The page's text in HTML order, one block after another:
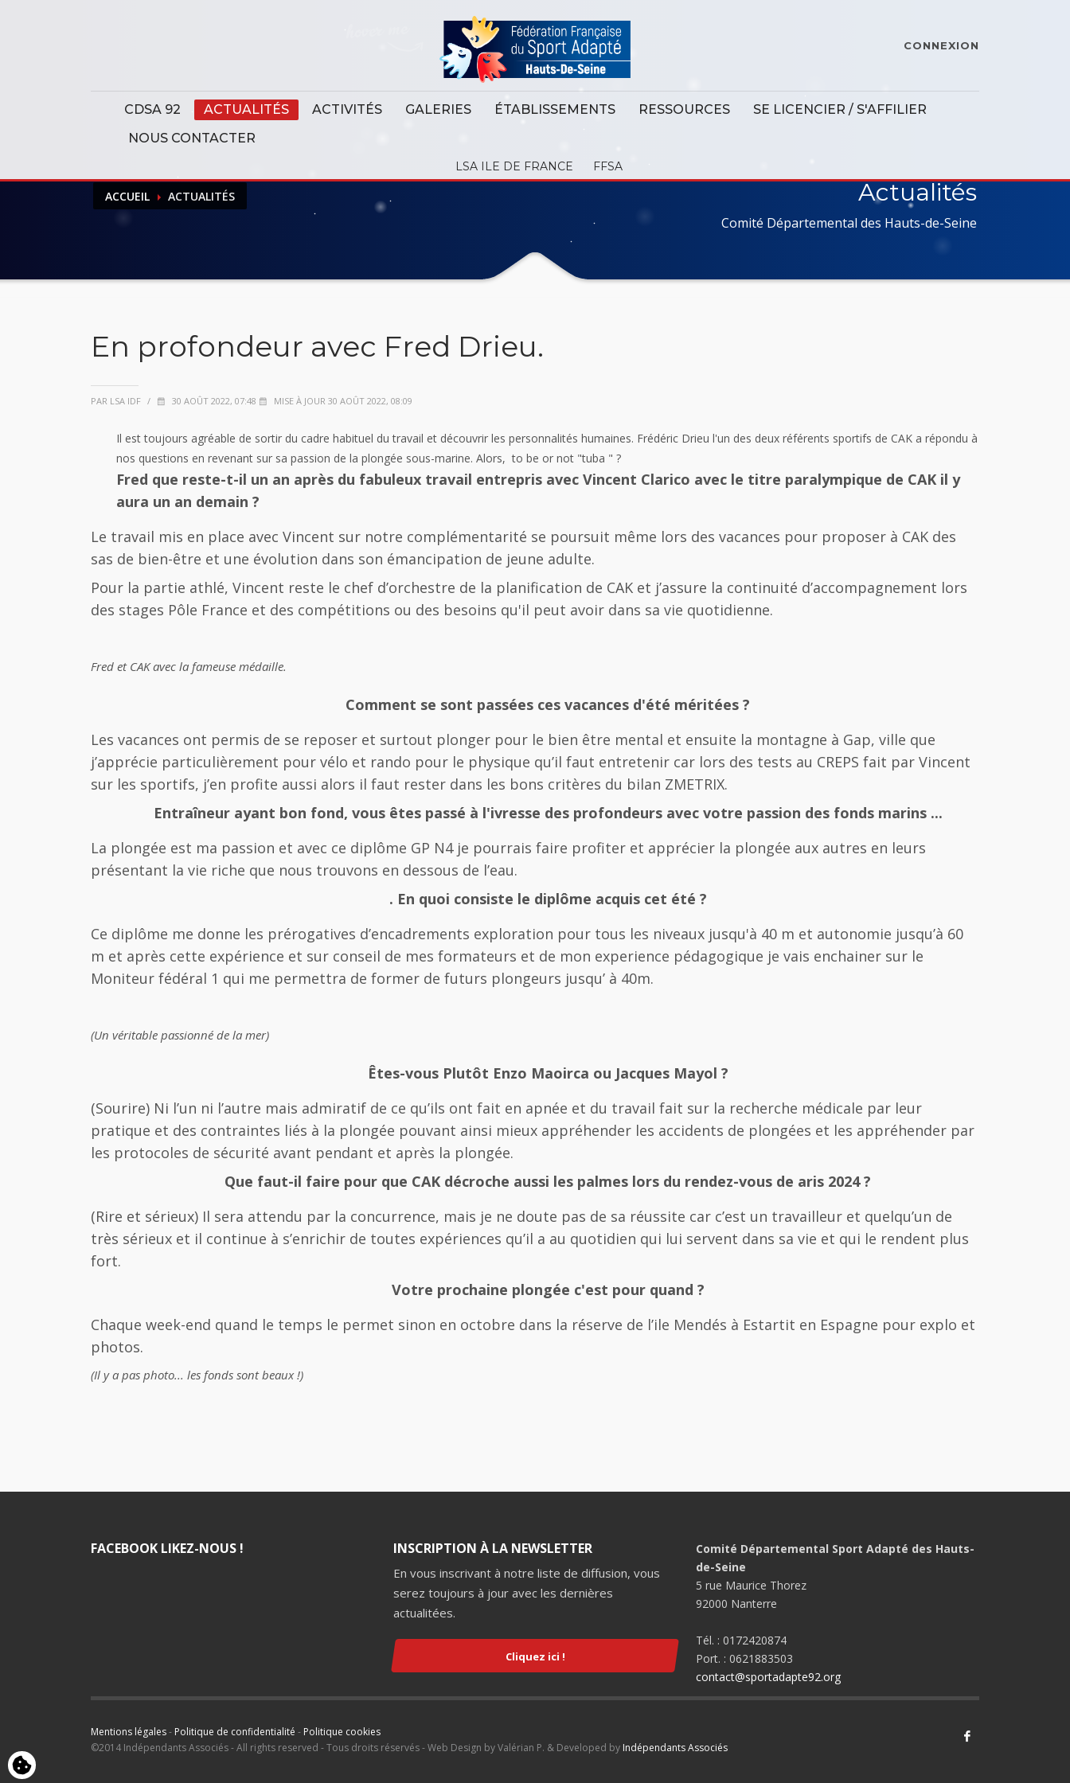
CONNEXION
CDSA 92 ACTUALITÉS ACTIVITÉS GALERIES ÉTABLISSEMENTS RESSOURCES
SE LICENCIER / S'AFFILIER
NOUS CONTACTER
LSA ILE DE FRANCE FFSA
ACCUEIL ACTUALITÉS Actualités
Comité Départemental des Hauts-de-Seine
En profondeur avec Fred Drieu.
PAR LSA IDF / 30 AOÛT 2022, 07:48 MISE À JOUR 30 AOÛT 2022, 08:09
Il est toujours agréable de sortir du cadre habituel du travail et découvrir les personnalités humaines. Frédéric Drieu l'un des deux référents sportifs de CAK a répondu à
nos questions en revenant sur sa passion de la plongée sous-marine. Alors, to be or not "tuba " ?
Fred que reste-t-il un an après du fabuleux travail entrepris avec Vincent Clarico avec le titre paralympique de CAK il y
aura un an demain ?
Le travail mis en place avec Vincent sur notre complémentarité se poursuit même lors des vacances pour proposer à CAK des
sas de bien-être et une évolution dans son émancipation de jeune adulte.
Pour la partie athlé, Vincent reste le chef d’orchestre de la planification de CAK et j’assure la continuité d’accompagnement lors
des stages Pôle France et des compétitions ou des besoins qu'il peut avoir dans sa vie quotidienne.
Fred et CAK avec la fameuse médaille.
Comment se sont passées ces vacances d'été méritées ?
Les vacances ont permis de se reposer et surtout plonger pour le bien être mental et ensuite la montagne à Gap, ville que
j’apprécie particulièrement pour vélo et rando pour le physique qu’il faut entretenir car lors des tests au CREPS fait par Vincent
sur les sportifs, j’en profite aussi alors il faut rester dans les bons critères du bilan ZMETRIX.
Entraîneur ayant bon fond, vous êtes passé à l'ivresse des profondeurs avec votre passion des fonds marins ...
La plongée est ma passion et avec ce diplôme GP N4 je pourrais faire profiter et apprécier la plongée aux autres en leurs
présentant la vie riche que nous trouvons en dessous de l’eau.
. En quoi consiste le diplôme acquis cet été ?
Ce diplôme me donne les prérogatives d’encadrements exploration pour tous les niveaux jusqu'à 40 m et autonomie jusqu’à 60
m et après cette expérience et sur conseil de mes formateurs et de mon experience pédagogique je vais enchainer sur le
Moniteur fédéral 1 qui me permettra de former de futurs plongeurs jusqu’ à 40m.
(Un véritable passionné de la mer)
Êtes-vous Plutôt Enzo Maoirca ou Jacques Mayol ?
(Sourire) Ni l’un ni l’autre mais admiratif de ce qu’ils ont fait en apnée et du travail fait sur la recherche médicale par leur
pratique et des contraintes liés à la plongée pouvant ainsi mieux appréhender les accidents de plongées et les appréhender par
les protocoles de sécurité avant pendant et après la plongée.
Que faut-il faire pour que CAK décroche aussi les palmes lors du rendez-vous de aris 2024 ?
(Rire et sérieux) Il sera attendu par la concurrence, mais je ne doute pas de sa réussite car c’est un travailleur et quelqu’un de
très sérieux et il continue à s’enrichir de toutes expériences qu’il a au quotidien qui lui servent dans sa vie et qui le rendent plus
fort.
Votre prochaine plongée c'est pour quand ?
Chaque week-end quand le temps le permet sinon en octobre dans la réserve de l’ile Mendés à Estartit en Espagne pour explo et
photos.
(Il y a pas photo... les fonds sont beaux !)
FACEBOOK LIKEZ-NOUS ! INSCRIPTION À LA NEWSLETTER
En vous inscrivant à notre liste de diffusion, vous
serez toujours à jour avec les dernières
actualitées.
Cliquez ici !
Comité Départemental Sport Adapté des Hauts-
de-Seine
5 rue Maurice Thorez
92000 Nanterre
Tél. : 0172420874
Port. : 0621883503
contact@sportadapte92.org
Mentions légales- Politique de confidentialité - Politique cookies
©2014 Indépendants Associés - All rights reserved - Tous droits réservés - Web Design by Valérian P. & Developed by Indépendants Associés